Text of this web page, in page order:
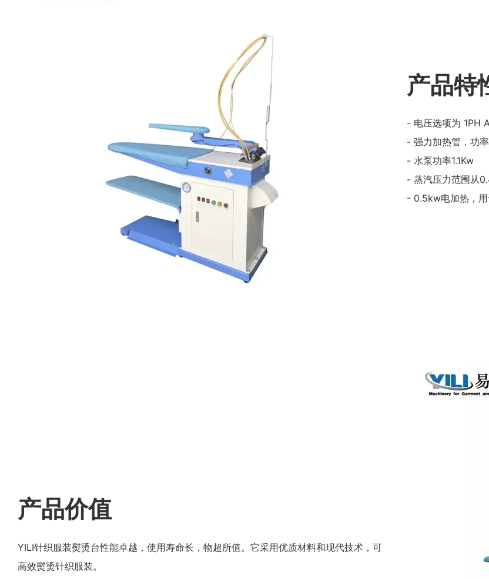
产品特
- 电压选项为 1PH
- 强力加热管，功
- 水泵功率1.1Kw
- 蒸汽压力范围从
- 0.5kw电加热，
产品价值
YILI针织服装熨烫台性能卓越，使用寿命长，物超所值。它采用优质材料和现代技术，可
高效熨烫针织服装。